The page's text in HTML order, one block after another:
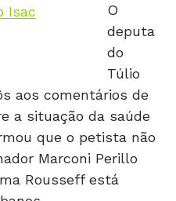
O
deputa
do
Túlio
aos comentários de
a situação da saúde
que o petista não
Marconi Perillo
Rousseff está